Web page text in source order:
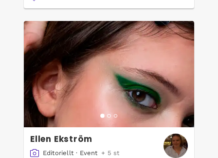
Ellen Ekström
Editoriellt · Event + 5 st